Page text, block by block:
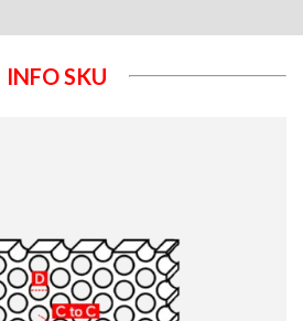
INFO SKU